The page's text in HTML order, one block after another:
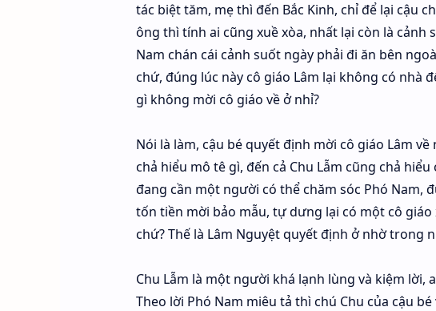
tác biệt tăm, mẹ thì đến Bắc Kinh, chỉ để lại cậu
ông thì tính ai cũng xuề xòa, nhất lại còn là
Nam chán cái cảnh suốt ngày phải đi ăn bên
chứ, đúng lúc này cô giáo Lâm lại không có nhà
gì không mời cô giáo về ở nhỉ?
Nói là làm, cậu bé quyết định mời cô giáo Lâm
chả hiểu mô tê gì, đến cả Chu Lẫm cũng chả
đang cần một người có thể chăm sóc Phó Nam,
tốn tiền mời bảo mẫu, tự dưng lại có một cô
chứ? Thế là Lâm Nguyệt quyết định ở nhờ trong
Chu Lẫm là một người khá lạnh lùng và kiệm
Theo lời Phó Nam miêu tả thì chú Chu của cậu